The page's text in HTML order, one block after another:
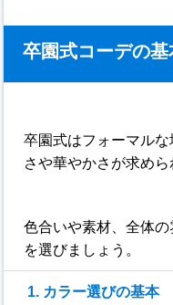
卒園式コーデの基
卒園式はフォーマル
さや華やかさが求めら
色合いや素材、全体
を選びましょう。
1. カラー選びの基本